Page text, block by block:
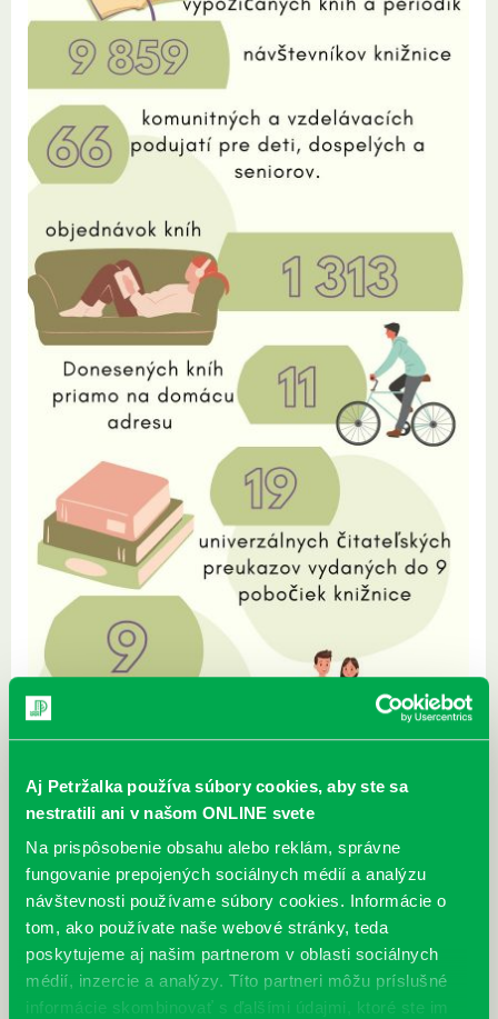
Aj Petržalka používa súbory cookies, aby ste sa
nestratili ani v našom ONLINE svete
Na prispôsobenie obsahu alebo reklám, správne
fungovanie prepojených sociálnych médií a analýzu
návštevnosti používame súbory cookies. Informácie o
tom, ako používate naše webové stránky, teda
poskytujeme aj našim partnerom v oblasti sociálnych
médií, inzercie a analýzy. Títo partneri môžu príslušné
informácie skombinovať s ďalšími údajmi, ktoré ste im
Knižničný október v číslach
16.11.